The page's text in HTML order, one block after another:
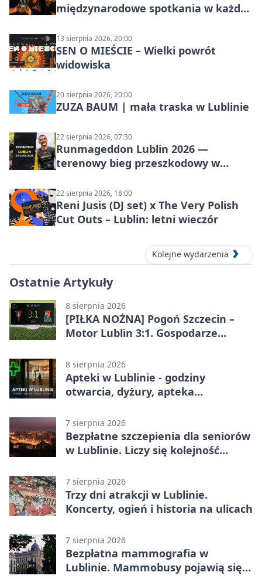
międzynarodowe spotkania w każdą
13 sierpnia 2026, 20:00
SEN O MIEŚCIE – Wielki powrót
widowiska
20 sierpnia 2026, 20:00
ZUZA BAUM | mała traska w Lublinie
22 sierpnia 2026, 07:30
Runmageddon Lublin 2026 —
terenowy bieg przeszkodowy w
22 sierpnia 2026, 18:00
Reni Jusis (DJ set) x The Very Polish
Cut Outs – Lublin: letni wieczór
Kolejne wydarzenia
Ostatnie Artykuły
8 sierpnia 2026
[PIŁKA NOŻNA] Pogoń Szczecin –
Motor Lublin 3:1. Gospodarze
Ekstraklasy
8 sierpnia 2026
Apteki w Lublinie - godziny
otwarcia, dyżury, apteka
7 sierpnia 2026
Bezpłatne szczepienia dla seniorów
w Lublinie. Liczy się kolejność
7 sierpnia 2026
Trzy dni atrakcji w Lublinie.
Koncerty, ogień i historia na ulicach
7 sierpnia 2026
Bezpłatna mammografia w
Lublinie. Mammobusy pojawią się